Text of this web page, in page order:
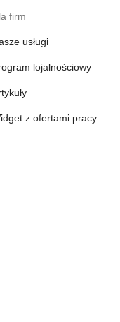
firm
usługi
lojalnościowy
z ofertami pracy